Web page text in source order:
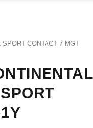
SPORT CONTACT 7 MGT